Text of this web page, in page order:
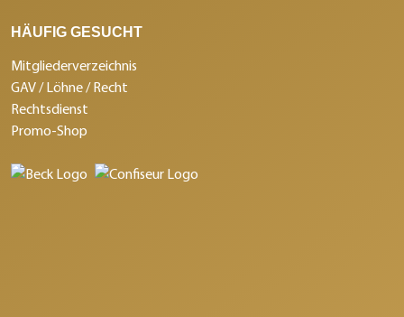
HÄUFIG GESUCHT
Mitgliederverzeichnis
GAV / Löhne / Recht
Rechtsdienst
Promo-Shop